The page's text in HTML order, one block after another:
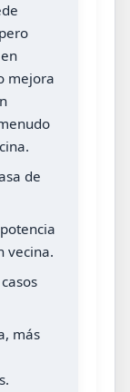
mejora
de
vecina.
más